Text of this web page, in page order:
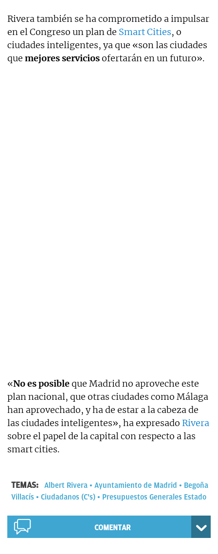
Rivera también se ha comprometido a impulsar
en el Congreso un plan de Smart Cities, o
ciudades inteligentes, ya que «son las ciudades
que mejores serviciosofertarán en un futuro».
«No es posibleque Madrid no aproveche este
plan nacional, que otras ciudades como Málaga
han aprovechado, y ha de estar a la cabeza de
las ciudades inteligentes», ha expresado Rivera
sobre el papel de la capital con respecto a las
smart cities.
TEMAS: Albert Rivera Ayuntamiento de Madrid
Begoña
Villacís
Ciudadanos (C's) Presupuestos Generales Estado
COMENTAR